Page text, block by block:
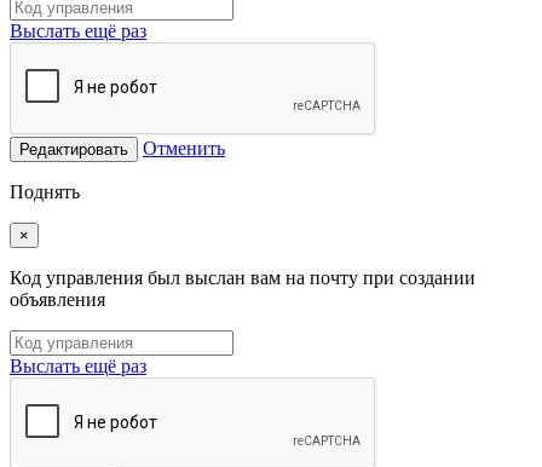
Выслать ещё раз
Редактировать Отменить
Поднять
×
Код управления был выслан вам на почту при создании
объявления
Выслать ещё раз